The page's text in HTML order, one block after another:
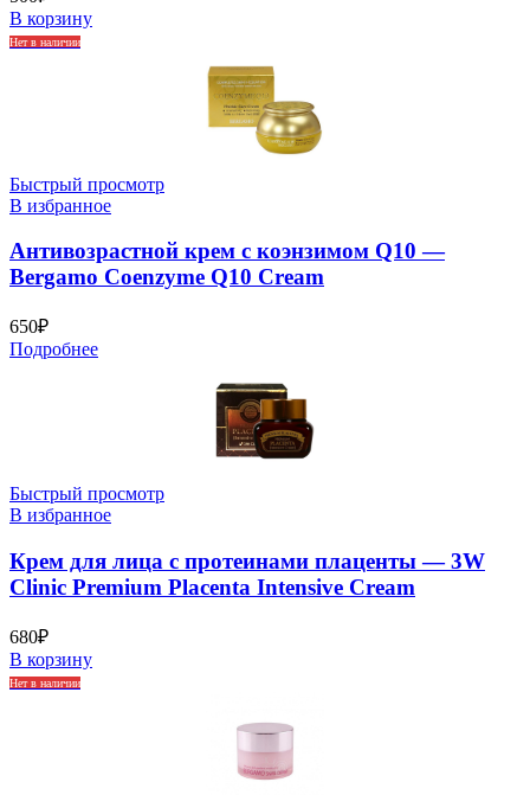
В корзину
Нет в наличии
Быстрый просмотр
В избранное
Антивозрастной крем с коэнзимом Q10 —
Bergamo Coenzyme Q10 Cream
650₽
Подробнее
Быстрый просмотр
В избранное
Крем для лица с протеинами плаценты — 3W
Clinic Premium Placenta Intensive Cream
680₽
В корзину
Нет в наличии